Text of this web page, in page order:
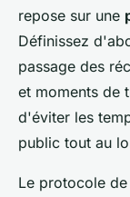
repose sur une
Définissez
passage des
et moments de
d'éviter les
public tout au
Le protocole